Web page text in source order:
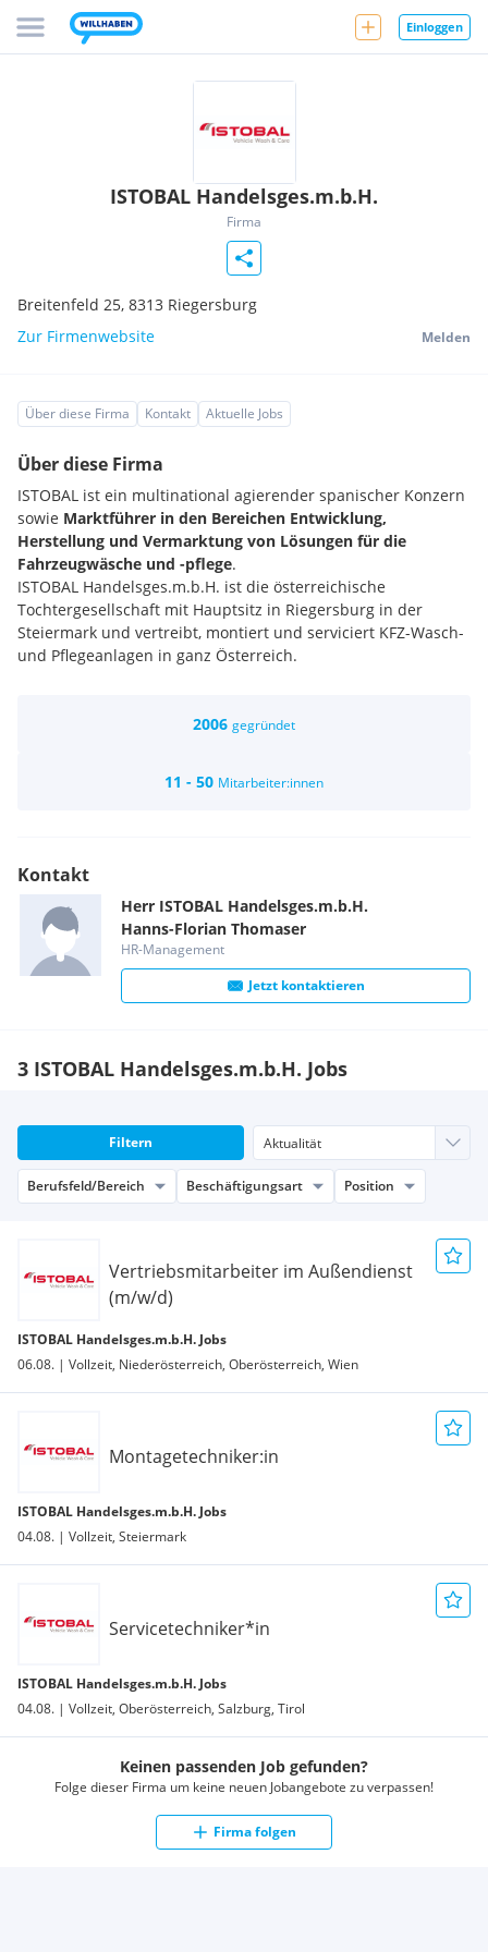
Einloggen
ISTOBAL Handelsges.m.b.H.
Firma
Breitenfeld 25, 8313 Riegersburg
Zur Firmenwebsite
Melden
Über diese Firma Kontakt Aktuelle Jobs
Über diese Firma
ISTOBAL ist ein multinational agierender spanischer Konzern
sowie Marktführer in den Bereichen Entwicklung,
Herstellung und Vermarktung von Lösungen für die
Fahrzeugwäsche und -pflege.
ISTOBAL Handelsges.m.b.H. ist die österreichische
Tochtergesellschaft mit Hauptsitz in Riegersburg in der
Steiermark und vertreibt, montiert und serviciert KFZ-Wasch-
und Pflegeanlagen in ganz Österreich.
2006 gegründet
11 - 50 Mitarbeiter:innen
Kontakt
Herr ISTOBAL Handelsges.m.b.H.
Hanns-Florian Thomaser
HR-Management
Jetzt kontaktieren
3 ISTOBAL Handelsges.m.b.H. Jobs
Filtern
Berufsfeld/Bereich Beschäftigungsart Position
Vertriebsmitarbeiter im Außendienst
(m/w/d)
ISTOBAL Handelsges.m.b.H. Jobs
06.08. | Vollzeit, Niederösterreich, Oberösterreich, Wien
Montagetechniker:in
ISTOBAL Handelsges.m.b.H. Jobs
04.08. | Vollzeit, Steiermark
Servicetechniker*in
ISTOBAL Handelsges.m.b.H. Jobs
04.08. | Vollzeit, Oberösterreich, Salzburg, Tirol
Keinen passenden Job gefunden?
Folge dieser Firma um keine neuen Jobangebote zu verpassen!
Firma folgen